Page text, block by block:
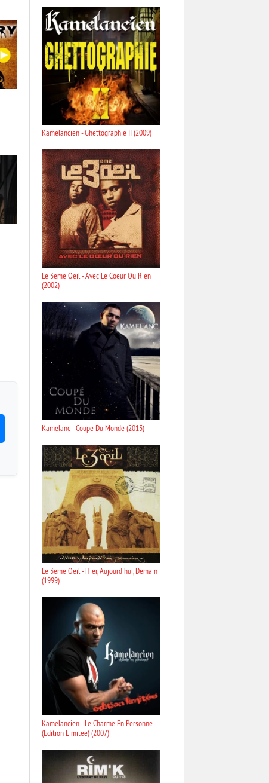
Kamelancien - Ghettographie II (2009)
Le 3eme Oeil - Avec Le Coeur Ou Rien
(2002)
Kamelanc - Coupe Du Monde (2013)
Le 3eme Oeil - Hier, Aujourd'hui, Demain
(1999)
Kamelancien - Le Charme En Personne
(Edition Limitee) (2007)